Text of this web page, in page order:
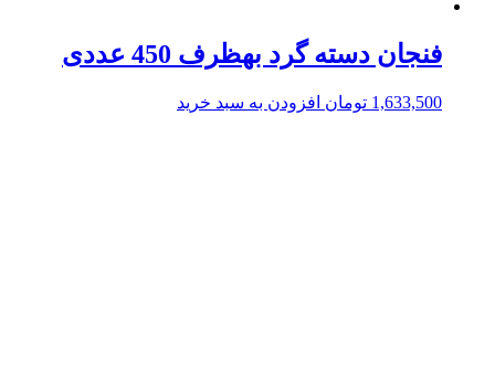
فنجان دسته گرد بهظرف 450 عددی
1,633,500 تومان افزودن به سبد خرید